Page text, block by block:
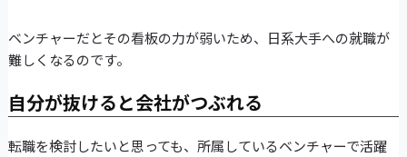
ベンチャーだとその看板の力が弱いため、日系大手への就職が
難しくなるのです。
自分が抜けると会社がつぶれる
転職を検討したいと思っても、所属しているベンチャーで活躍